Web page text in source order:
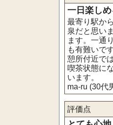
一日楽し
最寄り駅か
泉だと思い
ます。一通
も有難いで
憩所付近で
喫茶状態に
います。
ma-ru (30代
評価点